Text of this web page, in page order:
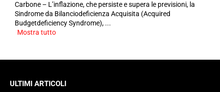
Carbone – L’inflazione, che persiste e supera le previsioni, la
Sindrome da Bilanciodeficienza Acquisita (Acquired
Budgetdeficiency Syndrome), ...
Mostra tutto
ULTIMI ARTICOLI